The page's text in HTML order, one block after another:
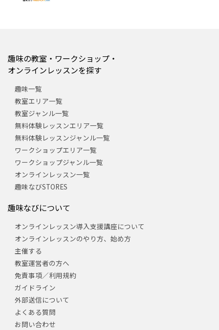
趣味の教室・ワークショップ・
オンラインレッスンを探す
趣味一覧
教室エリア一覧
教室ジャンル一覧
無料体験レッスンエリア一覧
無料体験レッスンジャンル一覧
ワークショップエリア一覧
ワークショップジャンル一覧
オンラインレッスン一覧
趣味なびSTORES
趣味なびについて
オンラインレッスン導入支援講座について
オンラインレッスンのやり方、始め方
主催する
教室運営者の方へ
免責事項／利用規約
ガイドライン
外部送信について
よくある質問
お問い合わせ